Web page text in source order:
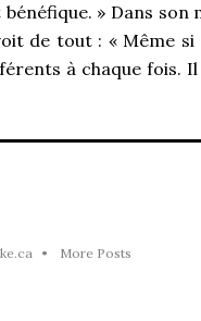
» Dans son
de tout : « Même si
à chaque fois.
• More Posts